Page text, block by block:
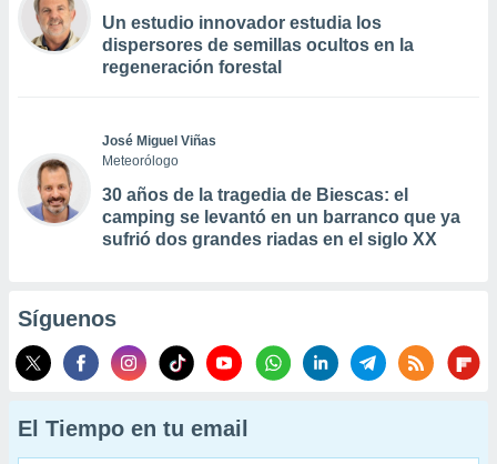
Un estudio innovador estudia los
dispersores de semillas ocultos en la
regeneración forestal
José Miguel Viñas
Meteorólogo
30 años de la tragedia de Biescas: el
camping se levantó en un barranco que ya
sufrió dos grandes riadas en el siglo XX
Síguenos
El Tiempo en tu email